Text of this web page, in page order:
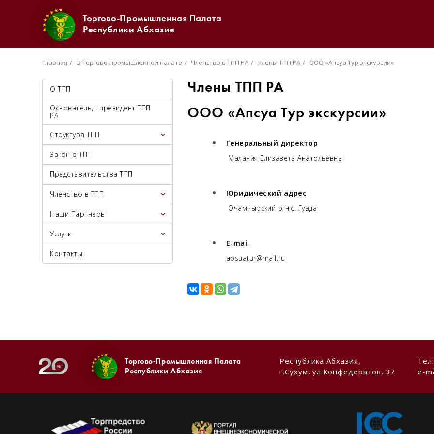
Торгово-Промышленная Палата
Республики Абхазия
Главная О Торгово-промышленной палате Членство в ТПП РА Члены ТПП РА ООО «Апсуа Тур экскурсии»
О ТПП
Основатель, I президент ТПП
РА
Структура ТПП
Закон о ТПП
Представительства ТПП
Членство в ТПП
Наши Партнеры
Услуги
Контакты
Члены ТПП РА
ООО «Апсуа Тур экскурсии»
Генеральный директор
Малания Елизавета Анатольевна
Юридический адрес
Очамчырский р-н,с. Гуада
E-mail
apsuatur@mail.ru
Торгово-Промышленная Палата
Республики Абхазия
Республика Абхазия,
г.Сухум, ул.Конфедератов, 37
e-